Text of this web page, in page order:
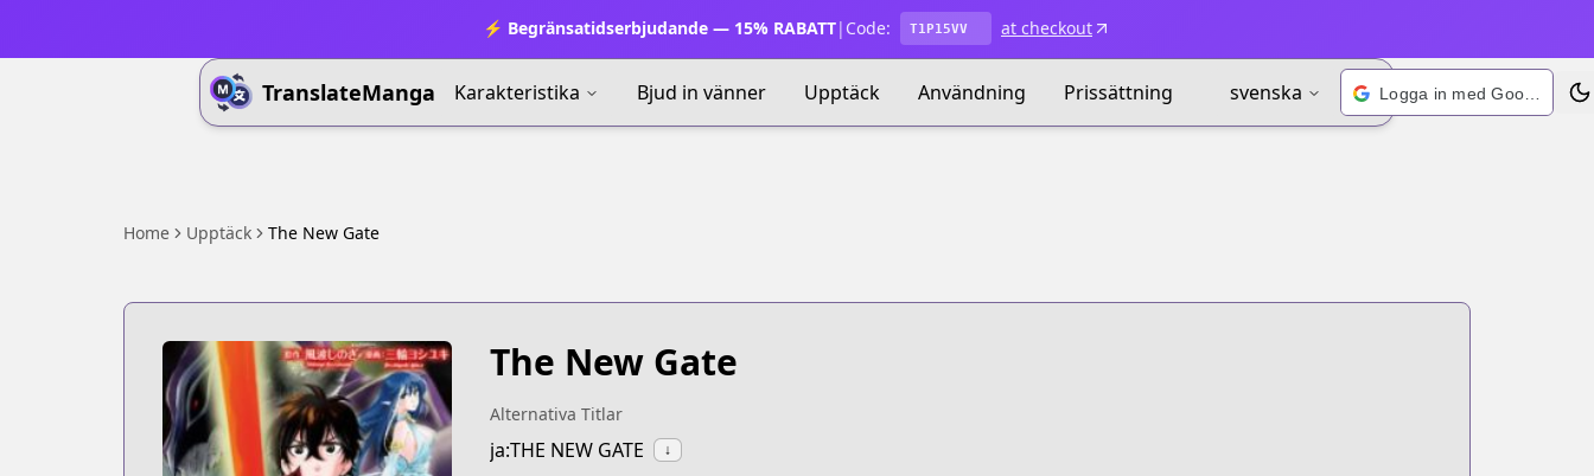
⚡ Begränsatidserbjudande — 15% RABATT| Code: T1P15VV at checkout
TranslateManga Karakteristika Bjud in vänner Upptäck Användning Prissättning svenska
Home Upptäck The New Gate
The New Gate
Alternativa Titlar
ja:THE NEW GATE ↓